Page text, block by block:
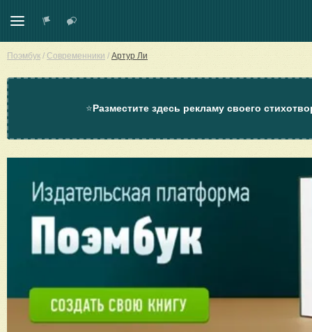
Поэмбук / Современники / Артур Ли
⭐Разместите здесь рекламу своего